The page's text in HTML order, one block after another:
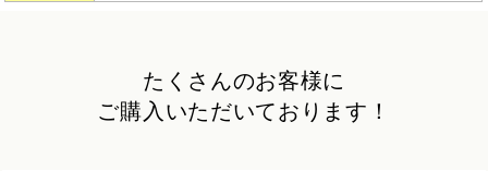
たくさんのお客様に
ご購入いただいております！